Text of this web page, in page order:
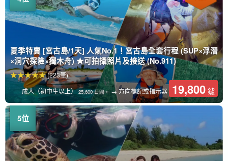
夏季特賣 [宮古島/1天] 人氣No.1！宮古島全套行程 (SUP×浮潛
×洞穴探險×獨木舟) ★可拍攝照片及接送 (No.911)
成人（初中生以上）25,600 日圓。→ 方向標記或指示器 19,800 鑢
(223筆)